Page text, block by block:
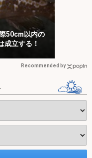
50cm以内の
成立する！
Recommended by